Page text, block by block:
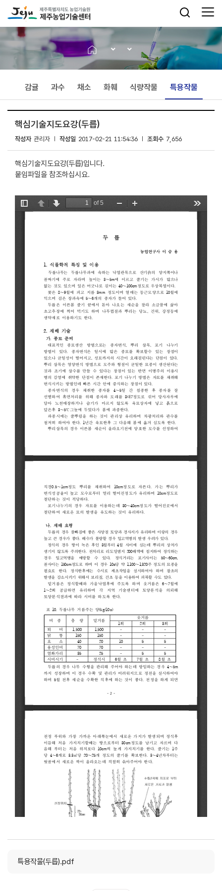
감귤 과수 채소 화훼 식량작물 특용작물
핵심기술지도요강(두릅)
작성자 관리자 작성일 2017-02-21 11:54:36 조회수 7,656
핵심기술지도요강(두릅)입니다.
붙임파일을 참조하십시요.
특용작물(두릅).pdf